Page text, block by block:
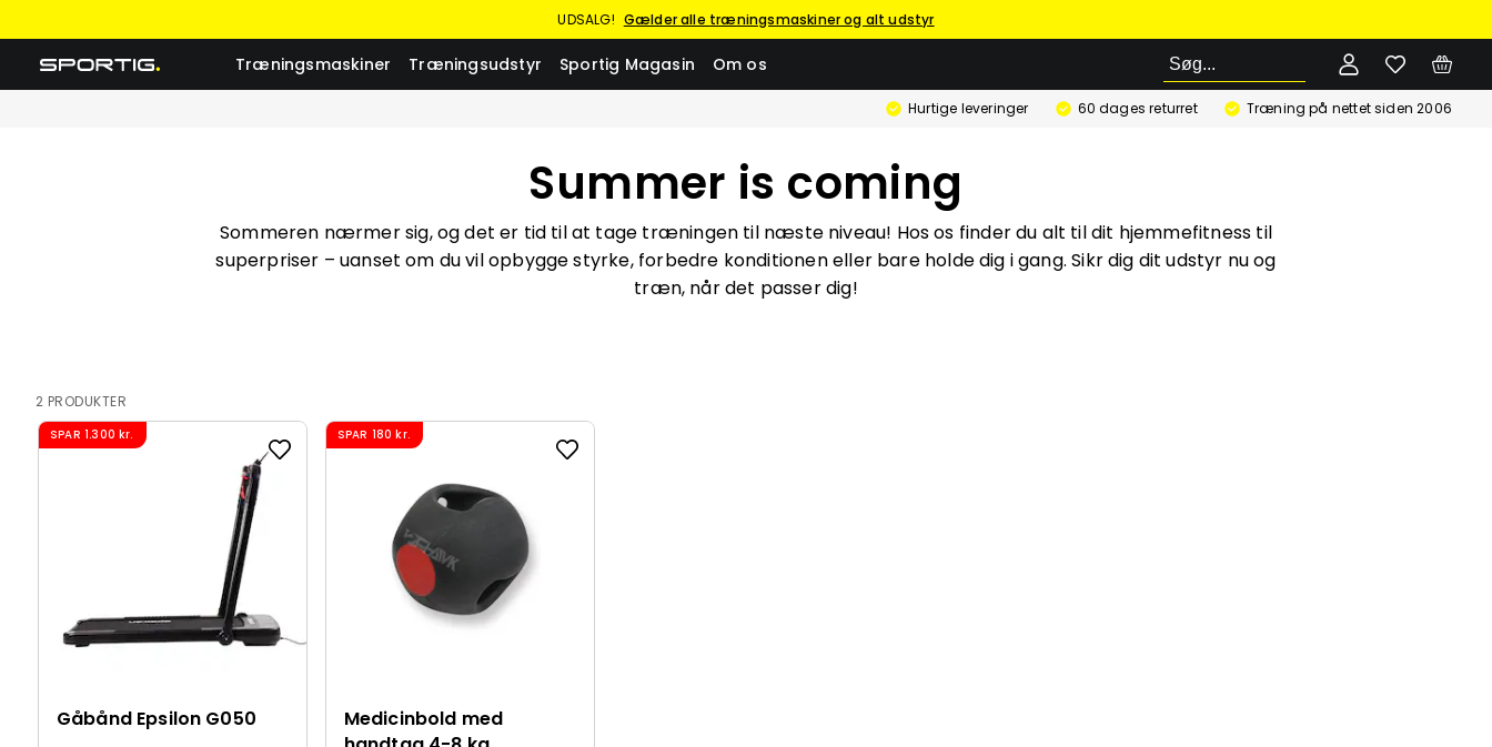
UDSALG! Gælder alle træningsmaskiner og alt udstyr
Træningsmaskiner Træningsudstyr Sportig Magasin Om os Søg
Hurtige leveringer 60 dages returret Træning på nettet siden 2006
Summer is coming
Sommeren nærmer sig, og det er tid til at tage træningen til næste niveau! Hos os finder du alt til dit hjemmefitness til
superpriser – uanset om du vil opbygge styrke, forbedre konditionen eller bare holde dig i gang. Sikr dig dit udstyr nu og
træn, når det passer dig!
2 PRODUKTER
SPAR 1.300 kr.
Gåbånd Epsilon G050
SPAR 180 kr.
Medicinbold med